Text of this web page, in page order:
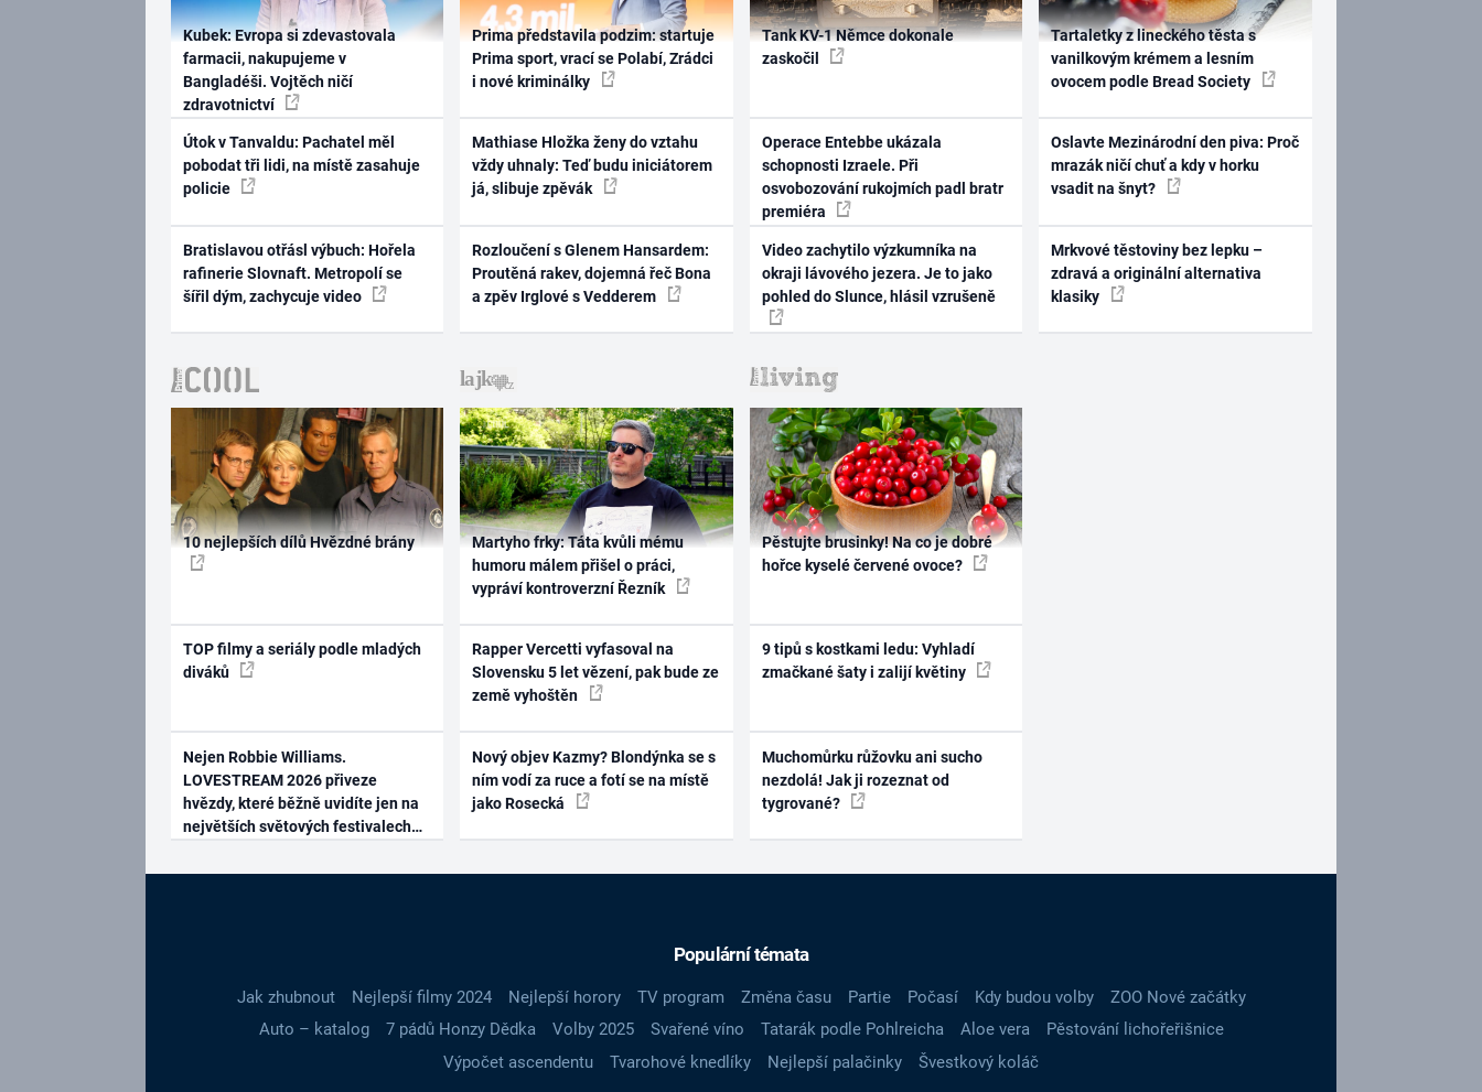
Kubek: Evropa si zdevastovala
farmacii, nakupujeme v
Bangladéši. Vojtěch ničí
zdravotnictví
Útok v Tanvaldu: Pachatel měl
pobodat tři lidi, na místě zasahuje
policie
Bratislavou otřásl výbuch: Hořela
rafinerie Slovnaft. Metropolí se
šířil dým, zachycuje video
Prima představila podzim: startuje
Prima sport, vrací se Polabí, Zrádci
i nové kriminálky
Mathiase Hložka ženy do vztahu
vždy uhnaly: Teď budu iniciátorem
já, slibuje zpěvák
Rozloučení s Glenem Hansardem:
Proutěná rakev, dojemná řeč Bona
a zpěv Irglové s Vedderem
Tank KV-1 Němce dokonale
zaskočil
Operace Entebbe ukázala
schopnosti Izraele. Při
osvobozování rukojmích padl bratr
premiéra
Video zachytilo výzkumníka na
okraji lávového jezera. Je to jako
pohled do Slunce, hlásil vzrušeně
Tartaletky z lineckého těsta s
vanilkovým krémem a lesním
ovocem podle Bread Society
Oslavte Mezinárodní den piva: Proč
mrazák ničí chuť a kdy v horku
vsadit na šnyt?
Mrkvové těstoviny bez lepku –
zdravá a originální alternativa
klasiky
10 nejlepších dílů Hvězdné brány
TOP filmy a seriály podle mladých
diváků
Nejen Robbie Williams.
LOVESTREAM 2026 přiveze
hvězdy, které běžně uvidíte jen na
největších světových festivalech
Martyho frky: Táta kvůli mému
humoru málem přišel o práci,
vypráví kontroverzní Řezník
Rapper Vercetti vyfasoval na
Slovensku 5 let vězení, pak bude ze
země vyhoštěn
Nový objev Kazmy? Blondýnka se s
ním vodí za ruce a fotí se na místě
jako Rosecká
Pěstujte brusinky! Na co je dobré
hořce kyselé červené ovoce?
9 tipů s kostkami ledu: Vyhladí
zmačkané šaty i zalijí květiny
Muchomůrku růžovku ani sucho
nezdolá! Jak ji rozeznat od
tygrované?
Populární témata
Jak zhubnout Nejlepší filmy 2024 Nejlepší horory TV program Změna času Partie Počasí Kdy budou volby
ZOO Nové začátky
Auto – katalog
7 pádů Honzy Dědka Volby 2025 Svařené víno Tatarák podle Pohlreicha Aloe vera
Pěstování lichořeřišnice
Výpočet ascendentu
Tvarohové knedlíky Nejlepší palačinky Švestkový koláč